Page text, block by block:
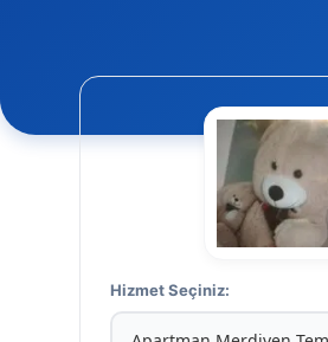
Hizmet Seçiniz: